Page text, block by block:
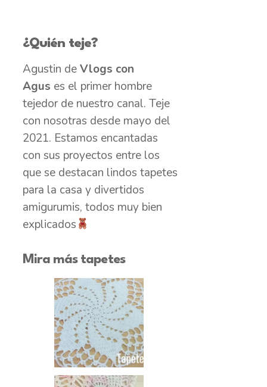
¿Quién teje?
Agustin deVlogs con
Agus es el primer hombre
tejedor de nuestro canal. Teje
con nosotras desde mayo del
2021. Estamos encantadas
con sus proyectos entre los
que se destacan lindos tapetes
para la casa y divertidos
amigurumis, todos muy bien
explicados
Mira más tapetes